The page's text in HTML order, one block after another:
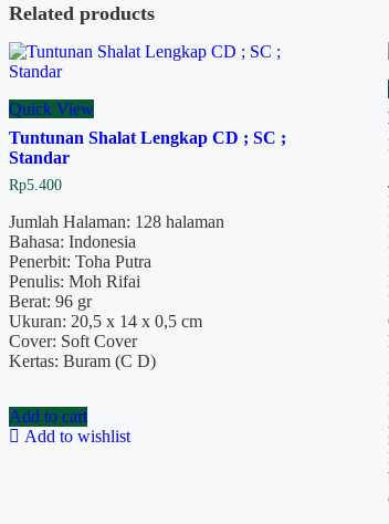
Related products
Quick View
Tuntunan Shalat Lengkap CD ; SC ;
Standar
Rp5.400
Jumlah Halaman: 128 halaman
Bahasa: Indonesia
Penerbit: Toha Putra
Penulis: Moh Rifai
Berat: 96 gr
Ukuran: 20,5 x 14 x 0,5 cm
Cover: Soft Cover
Kertas: Buram (C D)
Add to cart
Add to wishlist